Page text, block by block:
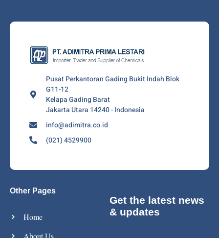
Pusat Perkantoran Gading Bukit Indah Blok
G11-12
Kelapa Gading Barat
Jakarta Utara 14240 - Indonesia
info@adimitra.co.id
(021) 4529900
Other Pages
Home
About Us
Get the latest news
& updates